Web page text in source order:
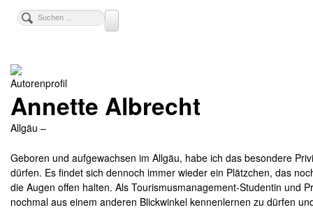
Autorenprofil
Annette Albrecht
Allgäu –
Geboren und aufgewachsen im Allgäu, habe ich das besondere
dürfen. Es findet sich dennoch immer wieder ein Plätzchen, das
die Augen offen halten. Als Tourismusmanagement-Studentin und
nochmal aus einem anderen Blickwinkel kennenlernen zu dürfen